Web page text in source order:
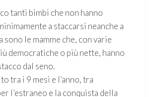
tanti bimbi che non hanno
a staccarsi neanche a
sono le mamme che, con varie
democratiche o più nette, hanno
dal seno.
tra i 9 mesi e l’anno, tra
l’estraneo e la conquista della